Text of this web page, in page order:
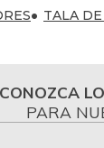
TALA
CONOZCA
PARA